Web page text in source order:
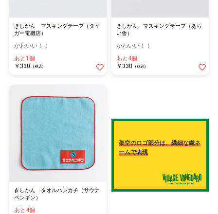
きしかん マスキングテープ（タイ
ガー電機店）
かわいい！！
あと1個
￥330
(税込)
きしかん マスキングテープ（あら
い舎）
かわいい！！
あと4個
￥330
(税込)
きしかん タオルハンカチ（サウナ
ペンギン）
あと4個
架空のロゴ部分は、繊細な織ネ
ームで表現